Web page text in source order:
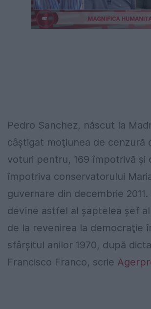
Următorul videoclip în 4
Pedro Sanchez, născut la
câştigat moţiunea de cenzură
voturi pentru, 169 împotrivă şi
împotriva conservatorului
guvernare din decembrie
devine astfel al şaptelea şef
de la revenirea la democraţie
sfârşitul anilor 1970, după
Francisco Franco, scrie